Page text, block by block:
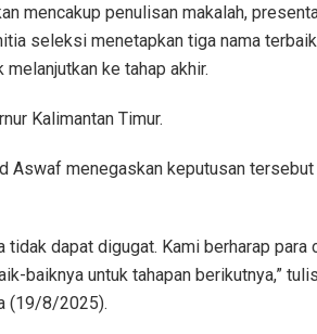
mencakup penulisan makalah,
seleksi menetapkan tiga nama
ke tahap akhir.
Kalimantan Timur.
Aswaf menegaskan keputusan
dapat digugat. Kami berharap
baiknya untuk tahapan berikutnya,”
(19/8/2025).